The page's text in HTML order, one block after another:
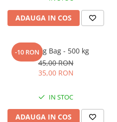
ADAUGA IN COS
-10 RON
Sac Big Bag - 500 kg
45,00 RON
35,00 RON
IN STOC
ADAUGA IN COS